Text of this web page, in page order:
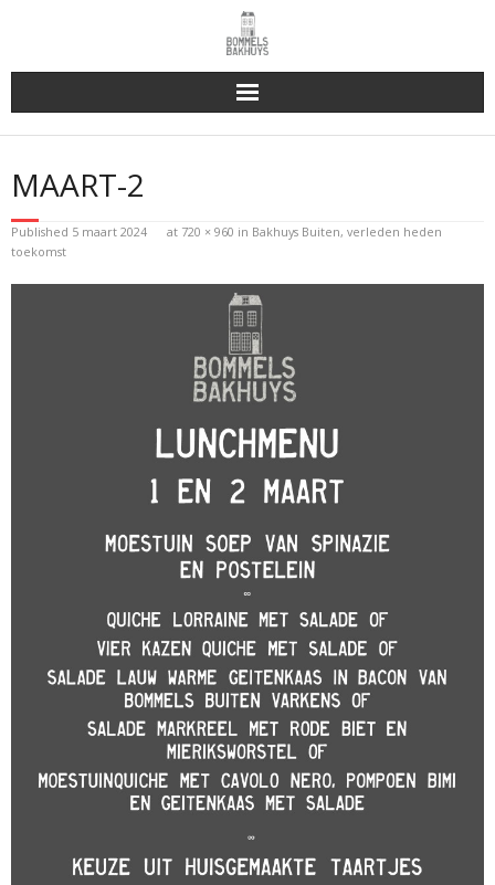
Bakhuys Buiten, verleden heden toekomst
Reserveren & Bestellen
Bommels Buiten
MAART-2
Published 5 maart 2024 at 720 × 960 in Bakhuys Buiten, verleden heden
toekomst